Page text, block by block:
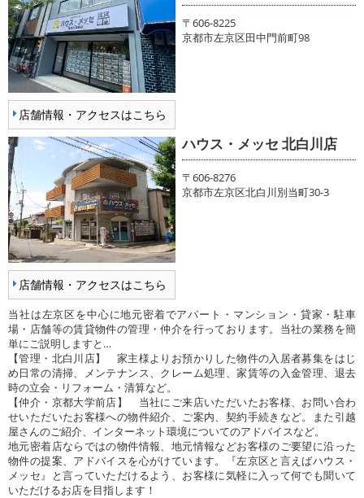
店舗情報・アクセスはこちら
〒606-8225
京都市左京区田中門前町98
店舗情報・アクセスはこちら
ハウス・メッセ 北白川店
〒606-8276
京都市左京区北白川別当町30-3
当社は左京区を中心に地元密着でアパート・マンション・貸家・駐車
場・店舗等の賃貸物件の管理・仲介を行っております。当社の業務を簡
単にご説明しますと…
【管理・北白川店】 家主様よりお預かりした物件の入居者募集をはじ
め日常の清掃、メンテナンス、クレーム処理、家賃等の入金管理、退去
時の立会・リフォーム・清算など。
【仲介・京都大学前店】 当社にご来店いただいたお客様、お問い合わ
せいただいたお客様への物件紹介、ご案内、契約手続きなど。また引越
屋さんのご紹介、インターネット環境についてのアドバイスなど。
地元密着店ならではの物件情報、地元情報などお客様のご要望に沿った
物件の提案、アドバイスを心がけています。『左京区と言えばハウス・
メッセ』と言っていただけるよう、お客様に気軽に入って何でも聞いて
いただけるお店を目指します！